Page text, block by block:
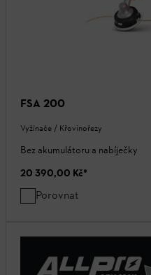
FSA 200
Vyžínače / Křovinořezy
Bez akumulátoru a nabíječky
20 390,00 Kč*
Porovnat